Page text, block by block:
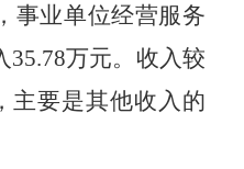
事业单位经营服务
35.78万元。收入较
主要是其他收入的